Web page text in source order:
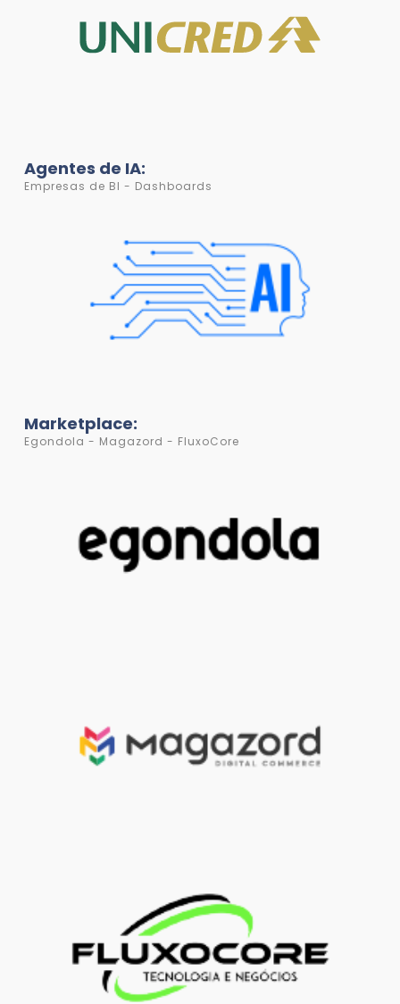
Agentes de IA:
Empresas de BI - Dashboards
Marketplace:
Egondola - Magazord - FluxoCore